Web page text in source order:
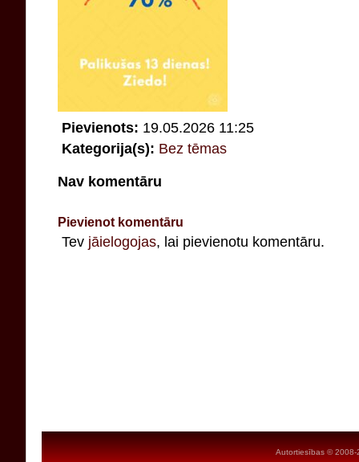
Pievienots: 19.05.2026 11:25
Kategorija(s): Bez tēmas
Nav komentāru
Pievienot komentāru
Tev jāielogojas, lai pievienotu komentāru.
Autortiesības © 2008-